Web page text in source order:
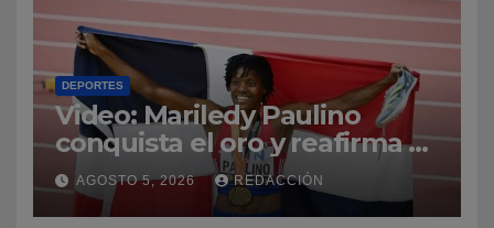
DEPORTES
Video: Mariledy Paulino
conquista el oro y reafirma su
dominio en el atletismo
AGOSTO 5, 2026 REDACCIÓN